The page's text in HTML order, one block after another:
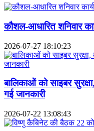
कौशल-आधारित शनिवार
2026-07-27 18:10:23
बालिकाओं को साइबर
गई जानकारी
2026-07-22 13:08:43